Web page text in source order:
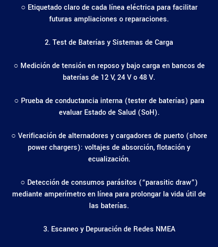
○ Etiquetado claro de cada línea eléctrica para facilitar
futuras ampliaciones o reparaciones.
2. Test de Baterías y Sistemas de Carga
○ Medición de tensión en reposo y bajo carga en bancos de
baterías de 12 V, 24 V o 48 V.
○ Prueba de conductancia interna (tester de baterías) para
evaluar Estado de Salud (SoH).
○ Verificación de alternadores y cargadores de puerto (shore
power chargers): voltajes de absorción, flotación y
ecualización.
○ Detección de consumos parásitos (“parasitic draw”)
mediante amperímetro en línea para prolongar la vida útil de
las baterías.
3. Escaneo y Depuración de Redes NMEA